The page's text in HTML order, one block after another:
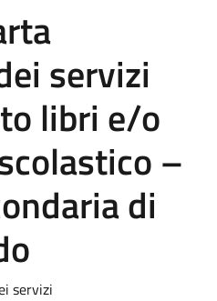
servizi
libri e/o
–
di
servizi